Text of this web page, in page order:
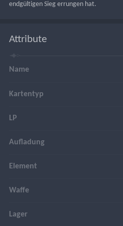
endgültigen Sieg errungen hat.
Attribute
Name
Kartentyp
LP
Aufladung
Element
Waffe
Lager